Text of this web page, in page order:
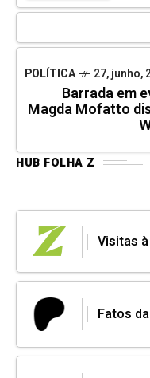
POLÍTICA 27, junho,
Barrada em
Magda Mofatto
HUB FOLHA Z
Visitas
Fatos